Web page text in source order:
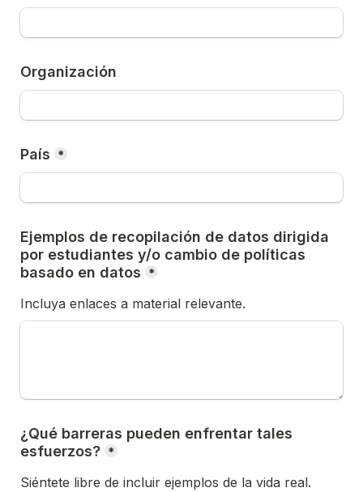
Organización
País *
Ejemplos de recopilación de datos dirigida
por estudiantes y/o cambio de políticas
basado en datos
*
Incluya enlaces a material relevante.
¿Qué barreras pueden enfrentar tales
esfuerzos? *
Siéntete libre de incluir ejemplos de la vida real.